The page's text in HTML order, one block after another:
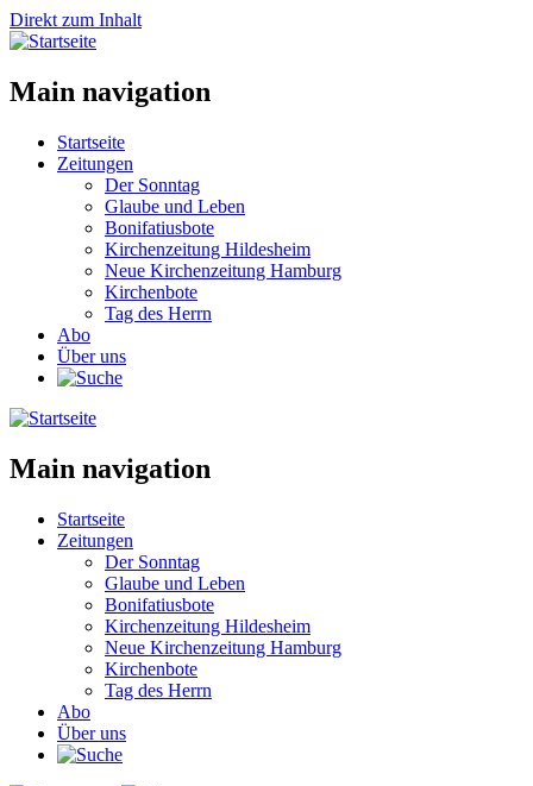
Direkt zum Inhalt
Main navigation
Startseite
Zeitungen
Der Sonntag
Glaube und Leben
Bonifatiusbote
Kirchenzeitung Hildesheim
Neue Kirchenzeitung Hamburg
Kirchenbote
Tag des Herrn
Abo
Über uns
Main navigation
Startseite
Zeitungen
Der Sonntag
Glaube und Leben
Bonifatiusbote
Kirchenzeitung Hildesheim
Neue Kirchenzeitung Hamburg
Kirchenbote
Tag des Herrn
Abo
Über uns